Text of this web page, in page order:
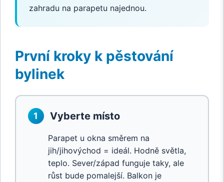
zahradu na parapetu najednou.
První kroky k pěstování
bylinek
1 Vyberte místo
Parapet u okna směrem na
jih/jihovýchod = ideál. Hodně světla,
teplo. Sever/západ funguje taky, ale
růst bude pomalejší. Balkon je